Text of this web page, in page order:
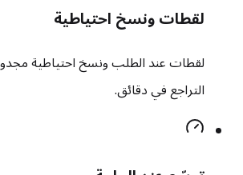
لقطات ونسخ احتياطية
لقطات عند الطلب ونسخ احتياطية
التراجع في دقائق.